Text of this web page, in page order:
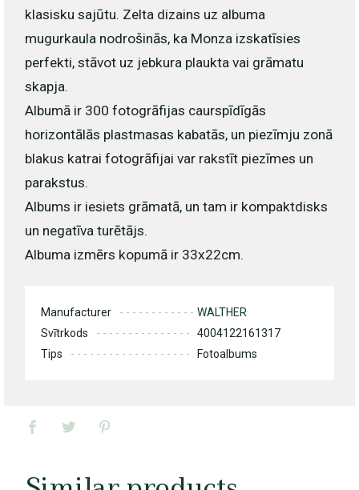
klasisku sajūtu. Zelta dizains uz albuma
mugurkaula nodrošinās, ka Monza izskatīsies
perfekti, stāvot uz jebkura plaukta vai grāmatu
skapja.
Albumā ir 300 fotogrāfijas caurspīdīgās
horizontālās plastmasas kabatās, un piezīmju zonā
blakus katrai fotogrāfijai var rakstīt piezīmes un
parakstus.
Albums ir iesiets grāmatā, un tam ir kompaktdisks
un negatīva turētājs.
Albuma izmērs kopumā ir 33x22cm.
Manufacturer
WALTHER
Svītrkods
4004122161317
Tips
Fotoalbums